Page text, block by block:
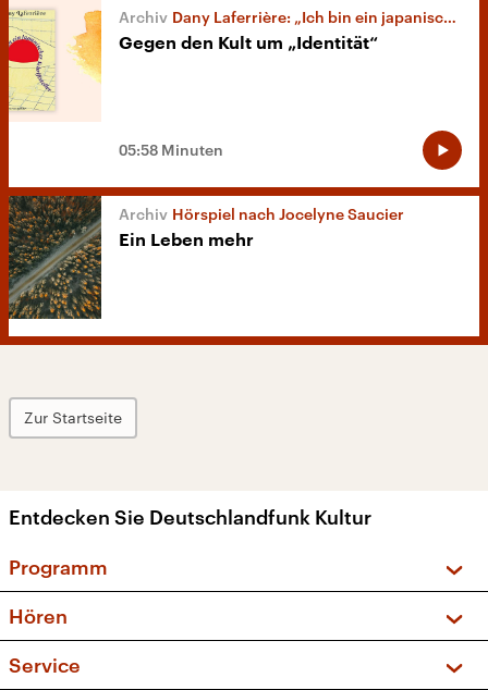
Dany Laferrière: „Ich bin ein japanischer Schriftsteller“
Gegen den Kult um „Identität“
05:58 Minuten
Hörspiel nach Jocelyne Saucier
Ein Leben mehr
Zur Startseite
Entdecken Sie Deutschlandfunk Kultur
Programm
Sendungen und Podcasts
Musikliste
Hören
Service